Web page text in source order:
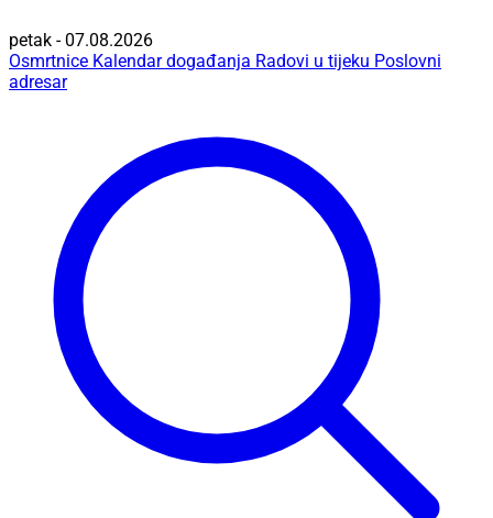
petak - 07.08.2026
Osmrtnice Kalendar događanja Radovi u tijeku Poslovni
adresar